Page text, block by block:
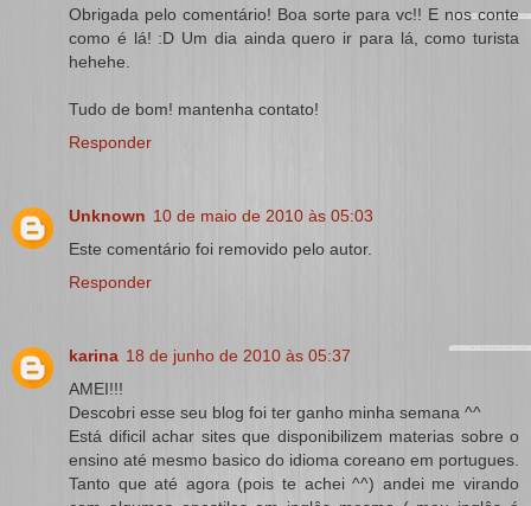
Obrigada pelo comentário! Boa sorte para vc!! E nos conte
como é lá! :D Um dia ainda quero ir para lá, como turista
hehehe.
Tudo de bom! mantenha contato!
Responder
Unknown 10 de maio de 2010 às 05:03
Este comentário foi removido pelo autor.
Responder
karina 18 de junho de 2010 às 05:37
AMEI!!!
Descobri esse seu blog foi ter ganho minha semana ^^
Está dificil achar sites que disponibilizem materias sobre o
ensino até mesmo basico do idioma coreano em portugues.
Tanto que até agora (pois te achei ^^) andei me virando